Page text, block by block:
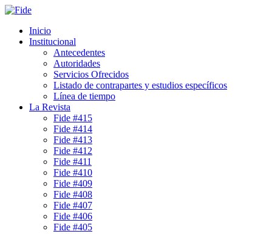
Inicio
Institucional
Antecedentes
Autoridades
Servicios Ofrecidos
Listado de contrapartes y estudios específicos
Línea de tiempo
La Revista
Fide #415
Fide #414
Fide #413
Fide #412
Fide #411
Fide #410
Fide #409
Fide #408
Fide #407
Fide #406
Fide #405